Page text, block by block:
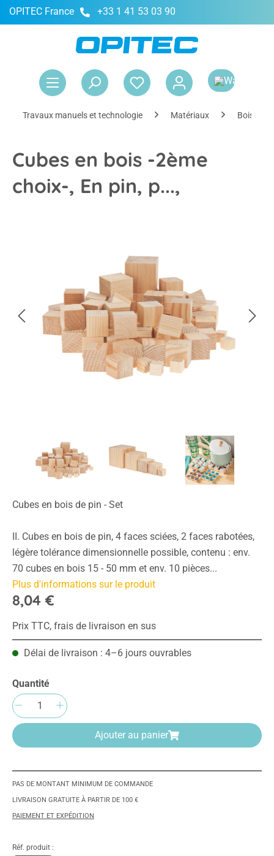
principal
OPITEC France +33 1 41 53 03 90
Travaux manuels et technologie Matériaux Bois et
Cubes en bois -2ème
choix-, En pin, p...,
Cubes en bois de pin - Set
II. Cubes en bois de pin, 4 faces sciées, 2 faces rabotées,
légère tolérance dimensionnelle possible, contenu : env.
70 cubes en bois 15 - 50 mm et env. 10 pièces...
Plus d'informations sur le produit
8,04 €
Prix TTC, frais de livraison en sus
Délai de livraison : 4–6 jours ouvrables
Quantité
Quantité de produit : Entrez la quantité
Ajouter au panier
PAS DE MONTANT MINIMUM DE COMMANDE
LIVRAISON GRATUITE À PARTIR DE 100 €
PAIEMENT ET EXPÉDITION
Réf. produit :